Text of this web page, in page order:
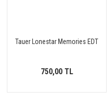
Tauer Lonestar Memories EDT
750,00 TL